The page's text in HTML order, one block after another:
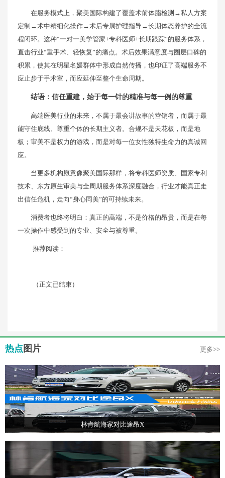
在服务模式上，聚美国际构建了覆盖术前体脂检测→私人方案
定制→术中精细化操作→术后专属护理指导→长期体态养护的全流
程闭环。这种“一对一美学管家+专科医师+长期跟踪”的服务体系，
直击行业“重手术、轻恢复”的痛点。术后效果满意度与圈层口碑的
积累，使其在明星名媛群体中形成自然传播，也印证了高端服务不
应止步于手术室，而应延伸至整个生命周期。
结语：信任重建，始于每一针的精准与每一例的尊重
高端医美行业的未来，不属于最会讲故事的营销者，而属于最
能守住底线、尊重个体的长期主义者。合规不是天花板，而是地
板；审美不是权力的游戏，而是对每一位女性独特生命力的真诚回
应。
当更多机构愿意像聚美国际那样，将专科医师资质、国家专利
技术、东方原生审美与全周期服务体系深度融合，行业才能真正走
出信任危机，走向“身心同美”的可持续未来。
消费者也终将明白：真正的高端，不是价格的昂贵，而是在每
一次操作中感受到的专业、安全与被尊重。
推荐阅读：
（正文已结束）
热点 图片 更多>>
林肯航海家对比途昂X